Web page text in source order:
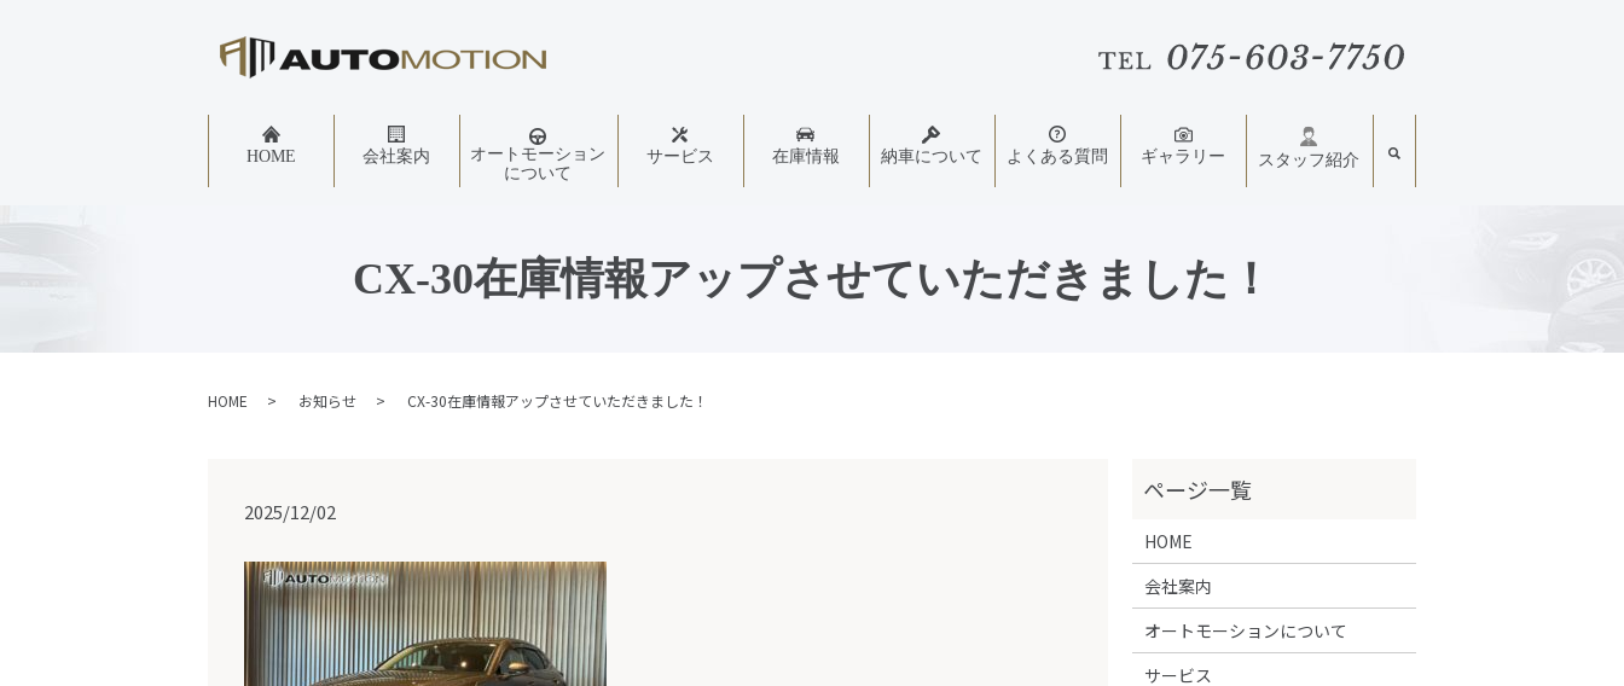
HOME 会社案内
オートモーション
について
サービス 在庫情報 納車について よくある質問 ギャラリー スタッフ紹介
CX-30在庫情報アップさせていただきました！
HOME お知らせ CX-30在庫情報アップさせていただきました！
2025/12/02
HOME
会社案内
オートモーションについて
サービス